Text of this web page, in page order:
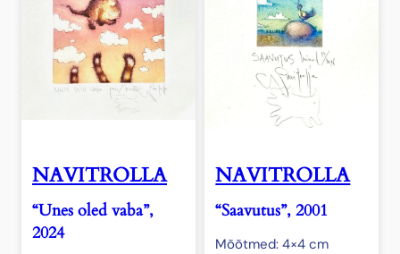
NAVITROLLA
“Unes oled vaba”,
2024
NAVITROLLA
“Saavutus”, 2001
Mõõtmed: 4×4 cm